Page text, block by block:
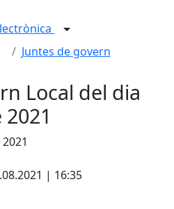
Juntes de govern
Local del dia
| 16:35